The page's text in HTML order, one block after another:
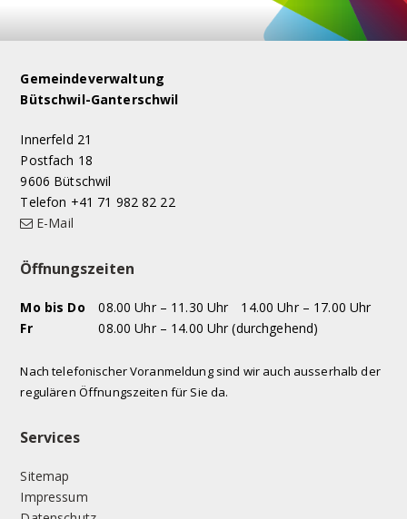
Gemeindeverwaltung
Bütschwil-Ganterschwil
Innerfeld 21
Postfach 18
9606 Bütschwil
Telefon +41 71 982 82 22
E-Mail
Öffnungszeiten
WOCHENTAG VORMITTAG NACHMITTAG
Mo bis Do 08.00 Uhr – 11.30 Uhr
14.00 Uhr – 17.00 Uhr
Fr
08.00 Uhr – 14.00 Uhr (durchgehend)
Nach telefonischer Voranmeldung sind wir auch ausserhalb der
regulären Öffnungszeiten für Sie da.
Services
Sitemap
Impressum